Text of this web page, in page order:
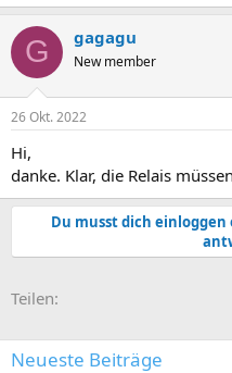
G gagagu
New member
26 Okt. 2022
Hi,
danke. Klar, die Relais
Du musst dich
Teilen:
Neueste Beiträge